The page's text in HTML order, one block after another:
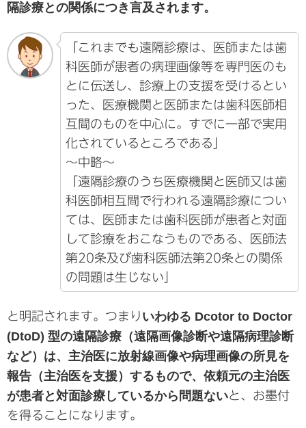
隔診療との関係につき言及されます。
「これまでも遠隔診療は、医師または歯
科医師が患者の病理画像等を専門医のも
とに伝送し、診療上の支援を受けるとい
った、医療機関と医師または歯科医師相
互間のものを中心に。すでに一部で実用
化されているところである」
〜中略〜
「遠隔診療のうち医療機関と医師又は歯
科医師相互間で行われる遠隔診療につい
ては、医師または歯科医師が患者と対面
して診療をおこなうものである、医師法
第20条及び歯科医師法第20条との関係
の問題は生じない」
と明記されます。つまり いわゆる Dcotor to Doctor
(DtoD) 型の遠隔診療（遠隔画像診断や遠隔病理診断
など）は、主治医に放射線画像や病理画像の所見を
報告（主治医を支援）するもので、依頼元の主治医
が患者と対面診療しているから問題ないと、お墨付
を得ることになります。